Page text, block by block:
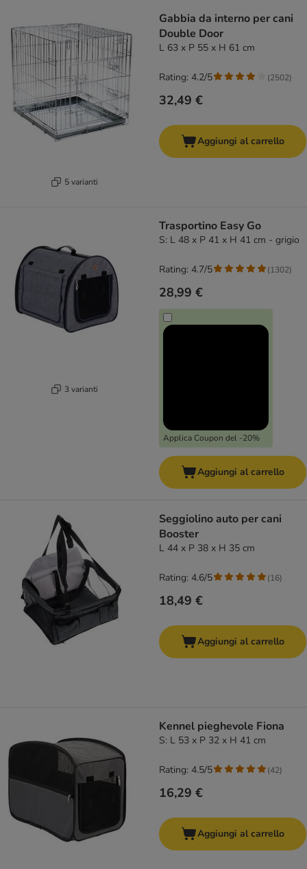
5 varianti
Gabbia da interno per cani
Double Door
L 63 x P 55 x H 61 cm
32,49 €
Rating: 4.2/5 (2502)
Aggiungi al carrello
3 varianti
Trasportino Easy Go
S: L 48 x P 41 x H 41 cm - grigio
28,99 €
Applica Coupon del -20%
Rating: 4.7/5 (1302)
Aggiungi al carrello
Seggiolino auto per cani
Booster
L 44 x P 38 x H 35 cm
18,49 €
Rating: 4.6/5 (16)
Aggiungi al carrello
Kennel pieghevole Fiona
S: L 53 x P 32 x H 41 cm
16,29 €
Rating: 4.5/5 (42)
Aggiungi al carrello